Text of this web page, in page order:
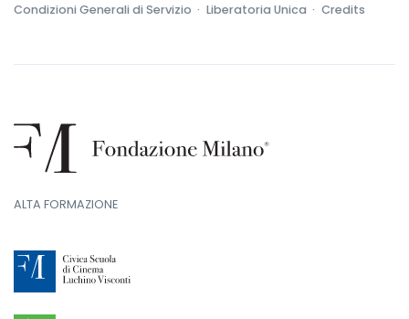
Condizioni Generali di Servizio · Liberatoria Unica · Credits
ALTA FORMAZIONE